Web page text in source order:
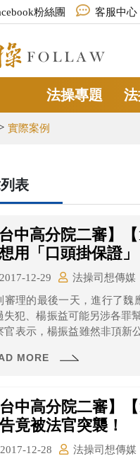
粉絲團 客服中心
法操專題
實際案例
表
台中高分院二審】
用「口頭掛保證
2017-12-29
法操司想傳媒
審理的最後一天，進行了魏
、楊振益可能另涉各罪幫助犯的辯論程序。 審理
官表示，楊振益雖然非頂新
MORE
台中高分院二審】
竟被法官突襲！
2017-12-28
法操司想傳媒